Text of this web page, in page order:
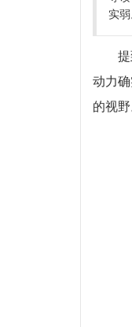
实
提到
动力
的视